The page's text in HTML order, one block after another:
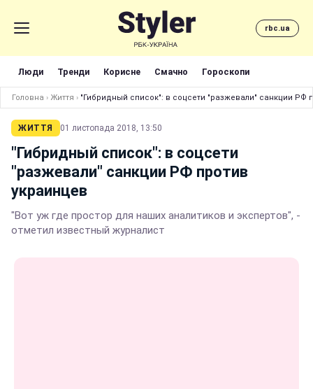
rbc.ua
Люди Тренди Корисне Смачно Гороскопи
Головна › Життя › "Гибридный список": в соцсети "разжевали" санкции РФ
ЖИТТЯ 01 листопада 2018, 13:50
"Гибридный список": в соцсети
"разжевали" санкции РФ против
украинцев
"Вот уж где простор для наших аналитиков и экспертов", -
отметил известный журналист